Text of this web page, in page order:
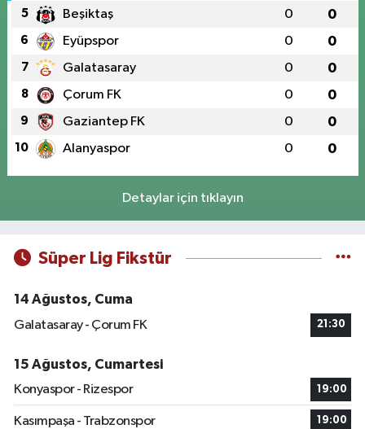
5 Beşiktaş 0 0
6 Eyüpspor 0 0
7 Galatasaray 0 0
8 Çorum FK 0 0
9 Gaziantep FK 0 0
10 Alanyaspor 0 0
Detaylar için tıklayın
Süper Lig Fikstür
14 Ağustos, Cuma
Galatasaray - Çorum FK
21:30
15 Ağustos, Cumartesi
Konyaspor - Rizespor
19:00
Kasımpaşa - Trabzonspor 19:00